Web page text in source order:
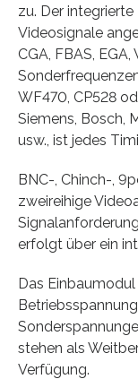
zu. Der
Videosignale
CGA, FBAS,
WF470, CP528
Siemens, Bosch,
usw., ist jedes
BNC-, Chinch-,
zweireihige
erfolgt über ein
Das
stehen als
Verfügung.